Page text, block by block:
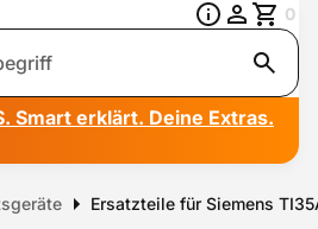
0
Smart erklärt. Deine Extras.
Ersatzteile für Siemens